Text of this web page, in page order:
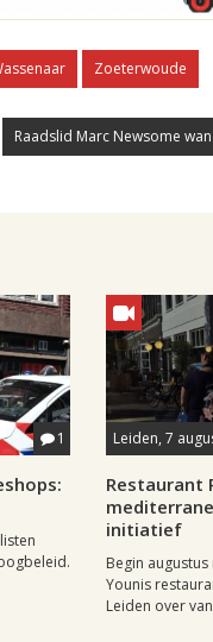
Zoeterwoude
Raadslid Marc Newsome
1 Leiden, 7
Restaurant
initiatief
Begin augustus
Younis
Leiden over